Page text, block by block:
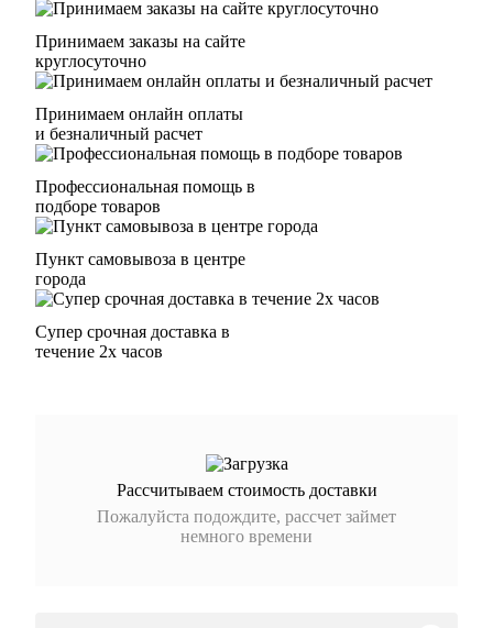
Принимаем заказы на сайте
круглосуточно
Принимаем онлайн оплаты
и безналичный расчет
Профессиональная помощь в
подборе товаров
Пункт самовывоза в центре
города
Супер срочная доставка в
течение 2х часов
Рассчитываем стоимость доставки
Пожалуйста подождите, рассчет займет
немного времени